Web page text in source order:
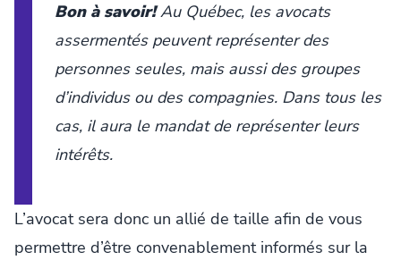
Bon à savoir!Au Québec, les avocats
assermentés peuvent représenter des
personnes seules, mais aussi des groupes
d’individus ou des compagnies. Dans tous les
cas, il aura le mandat de représenter leurs
intérêts.
L’avocat sera donc un allié de taille afin de vous
permettre d’être convenablement informés sur la